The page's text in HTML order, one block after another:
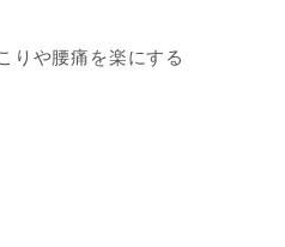
りや腰痛を楽にする